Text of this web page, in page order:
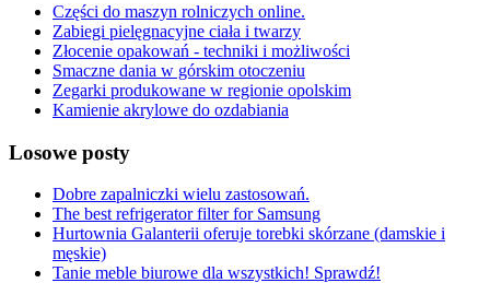
Części do maszyn rolniczych online.
Zabiegi pielęgnacyjne ciała i twarzy
Złocenie opakowań - techniki i możliwości
Smaczne dania w górskim otoczeniu
Zegarki produkowane w regionie opolskim
Kamienie akrylowe do ozdabiania
Losowe posty
Dobre zapalniczki wielu zastosowań.
The best refrigerator filter for Samsung
Hurtownia Galanterii oferuje torebki skórzane (damskie i
męskie)
Tanie meble biurowe dla wszystkich! Sprawdź!